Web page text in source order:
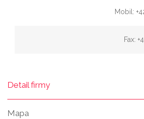
Mobil:
Fax:
Detail firmy
Mapa